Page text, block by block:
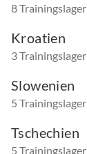
8 Trainingslager
Kroatien
3 Trainingslager
Slowenien
5 Trainingslager
Tschechien
5 Trainingslager